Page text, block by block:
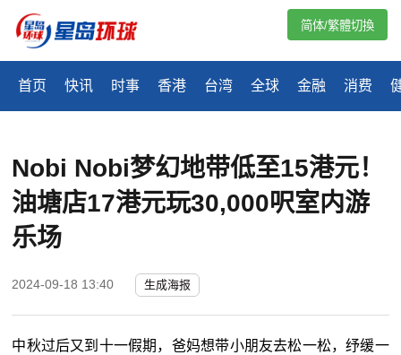
首页 快讯 时事 香港 台湾 全球 金融 消费
简体/繁體切換
Nobi Nobi梦幻地带低至15港元！
油塘店17港元玩30,000呎室内游
乐场
2024-09-18 13:40 生成海报
中秋过后又到十一假期，爸妈想带小朋友去松一松，纾缓一